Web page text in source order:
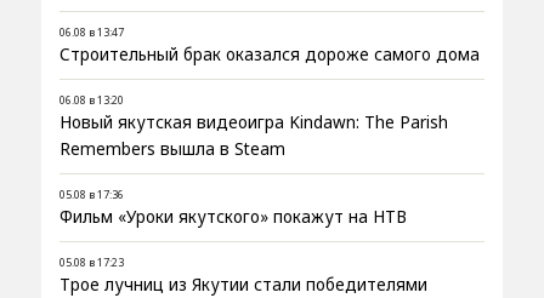
06.08 в 13:47
Строительный брак оказался дороже самого дома
06.08 в 13:20
Новый якутская видеоигра Kindawn: The Parish
Remembers вышла в Steam
05.08 в 17:36
Фильм «Уроки якутского» покажут на НТВ
05.08 в 17:23
Трое лучниц из Якутии стали победителями